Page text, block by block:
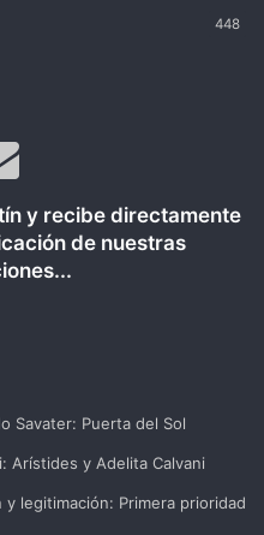
448
y recibe directamente
de nuestras
Savater: Puerta del Sol
Arístides y Adelita Calvani
y legitimación: Primera prioridad